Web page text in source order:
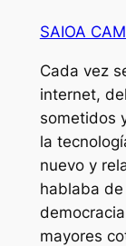
SAIOA
Cada vez
internet,
sometidos
la
nuevo y
hablaba de
mayores